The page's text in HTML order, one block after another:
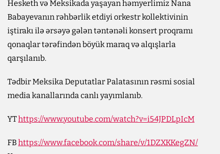
Hesketh və Meksikada yaşayan həmyerlimiz Nana
Babayevanın rəhbərlik etdiyi orkestr kollektivinin
iştirakı ilə ərsəyə gələn təntənəli konsert proqramı
qonaqlar tərəfindən böyük maraq və alqışlarla
qarşılanıb.
Tədbir Meksika Deputatlar Palatasının rəsmi sosial
media kanallarında canlı yayımlanıb.
YThttps://www.youtube.com/watch?v=i54JPDLpIcM
FBhttps://www.facebook.com/share/v/1DZXKKegZN/